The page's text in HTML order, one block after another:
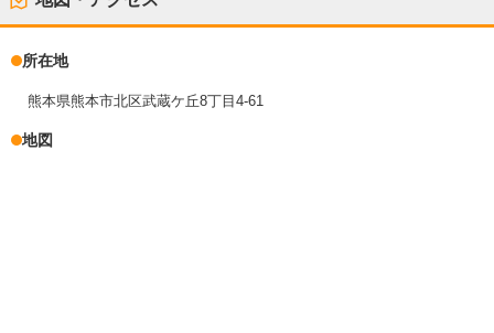
所在地
熊本県熊本市北区武蔵ケ丘8丁目4-61
地図